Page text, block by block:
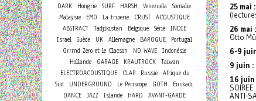
25 mai :
26 mai :
Otto
6-9
9 juin :
16 juin
ANTI-
DARK
Hongrie SURF HARSH Venezuela
Somalie
Malaysie
EMO La triperie CRUST
ACOUSTIQUE
ABSTRACT
Tadjikistan Belgique Série
INDIE
Israel
Suède UK Allemagne BAROQUE
Portugal
Grrrnd Zero et le Clacson
NO WAVE
Indonésie
Hollande
GARAGE KRAUTROCK
Taiwan
ELECTROACOUSTIQUE
CLAP Russie
Afrique du
Sud
UNDERGROUND Le Periscope GOTH
Euskadi
DANCE
JAZZ Islande HARD
AVANT-GARDE